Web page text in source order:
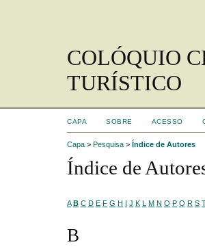
COLÓQUIO
TURÍSTICO
CAPA SOBRE ACESSO
Capa > Pesquisa > Índice de Autores
Índice de
A B C D E F G H I J K L M N O P Q R S
B